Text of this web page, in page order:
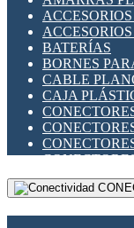
INTERFACES
LLAVES
MEDIDORES
MOTORES
PANTALLAS
PLC -
RELÉS DE
SENSORES
BATERÍAS
BORNES
CABLE
CAJA
DIP